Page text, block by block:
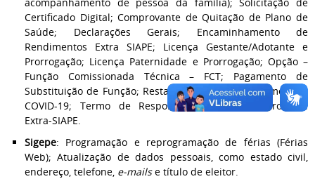
Certificado Digital; Comprovante de Quitação de Plano de
Saúde; Declarações Gerais; Encaminhamento de
Rendimentos Extra SIAPE; Licença Gestante/Adotante e
Prorrogação; Licença Paternidade e Prorrogação; Opção –
Função Comissionada Técnica – FCT; Pagamento de
Substituição de Função; Restabelecimento de Pagamento –
COVID-19; Termo de Responsabilidade – Comprovante
Extra-SIAPE.
Sigepe: Programação e reprogramação de férias (Férias
Web); Atualização de dados pessoais, como estado civil,
endereço, telefone, e-mailse título de eleitor.